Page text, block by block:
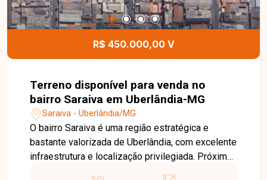
e infraestrutura completa. Uma excelente
oportunidade para investidores e construtores.
Entre em contato para mais informações e
agende uma visita.
R$ 450.000,00 V
Terreno disponível para venda no
bairro Saraiva em Uberlândia-MG
Saraiva - Uberlândia/MG
O bairro Saraiva é uma região estratégica e
bastante valorizada de Uberlândia, com excelente
infraestrutura e localização privilegiada. Próximo